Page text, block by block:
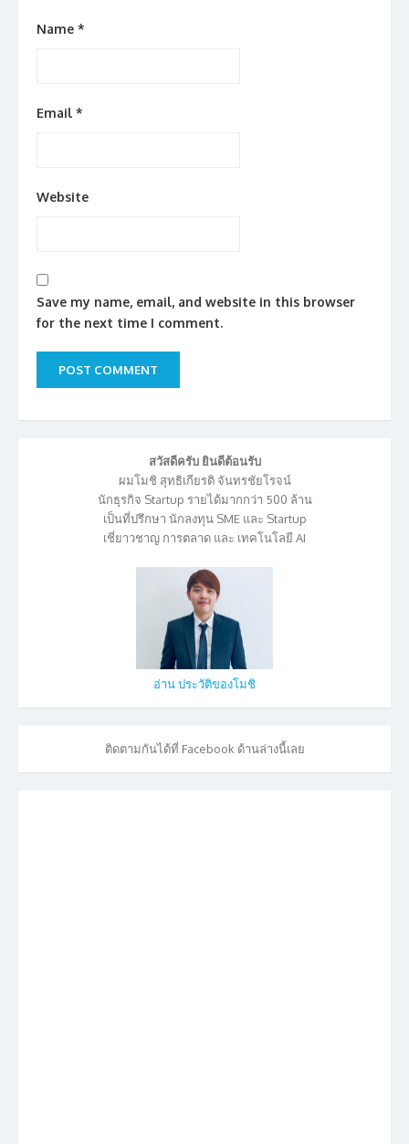
Name *
Email *
Website
Save my name, email, and website in this browser
for the next time I comment.
สวัสดีครับ ยินดีต้อนรับ
ผมโมชิ สุทธิเกียรติ จันทรชัยโรจน์
นักธุรกิจ Startup รายได้มากกว่า 500 ล้าน
เป็นที่ปรึกษา นักลงทุน SME และ Startup
เชี่ยาวชาญ การตลาด และ เทคโนโลยี AI
อ่าน ประวัติของโมชิ
ติดตามกันได้ที่ Facebook ด้านล่างนี้เลย